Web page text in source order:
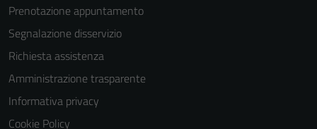
Prenotazione appuntamento
Segnalazione disservizio
Richiesta assistenza
Amministrazione trasparente
Informativa privacy
Cookie Policy